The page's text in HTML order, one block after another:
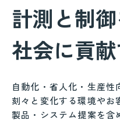
計測と制
社会に貢
自動化・省人化・生産性
刻々と変化する環境やお
製品・システム提案を含